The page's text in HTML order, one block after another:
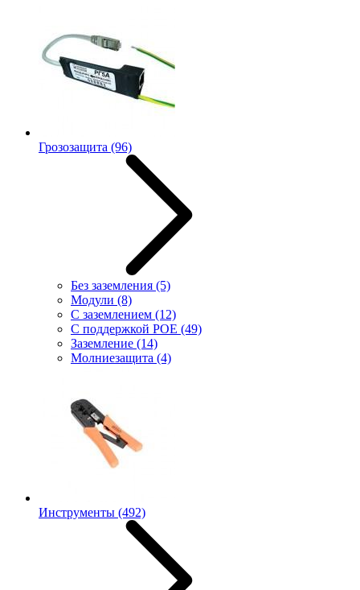
Грозозащита (96)
Без заземления (5)
Модули (8)
С заземлением (12)
С поддержкой POE (49)
Заземление (14)
Молниезащита (4)
Инструменты (492)